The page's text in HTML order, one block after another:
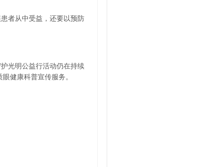
者从中受益，还要以预防
光明公益行活动仍在持续
健康科普宣传服务。